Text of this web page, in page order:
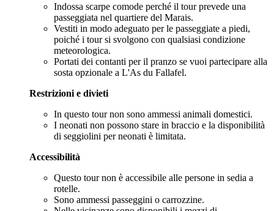
Indossa scarpe comode perché il tour prevede una
passeggiata nel quartiere del Marais.
Vestiti in modo adeguato per le passeggiate a piedi,
poiché i tour si svolgono con qualsiasi condizione
meteorologica.
Portati dei contanti per il pranzo se vuoi partecipare alla
sosta opzionale a L'As du Fallafel.
Restrizioni e divieti
In questo tour non sono ammessi animali domestici.
I neonati non possono stare in braccio e la disponibilità
di seggiolini per neonati è limitata.
Accessibilità
Questo tour non è accessibile alle persone in sedia a
rotelle.
Sono ammessi passeggini o carrozzine.